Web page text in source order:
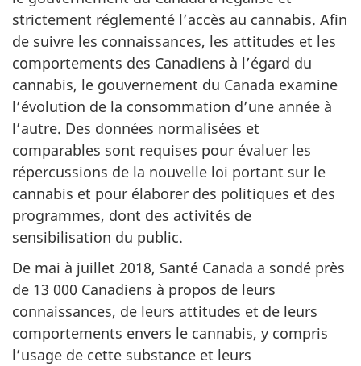
strictement réglementé l’accès au cannabis. Afin
de suivre les connaissances, les attitudes et les
comportements des Canadiens à l’égard du
cannabis, le gouvernement du Canada examine
l’évolution de la consommation d’une année à
l’autre. Des données normalisées et
comparables sont requises pour évaluer les
répercussions de la nouvelle loi portant sur le
cannabis et pour élaborer des politiques et des
programmes, dont des activités de
sensibilisation du public.
De mai à juillet 2018, Santé Canada a sondé près
de 13 000 Canadiens à propos de leurs
connaissances, de leurs attitudes et de leurs
comportements envers le cannabis, y compris
l’usage de cette substance et leurs